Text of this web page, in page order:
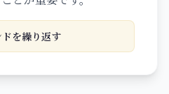
ドを繰り返す